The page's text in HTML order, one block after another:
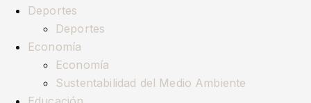
Deportes
Deportes
Economía
Economía
Sustentabilidad del Medio Ambiente